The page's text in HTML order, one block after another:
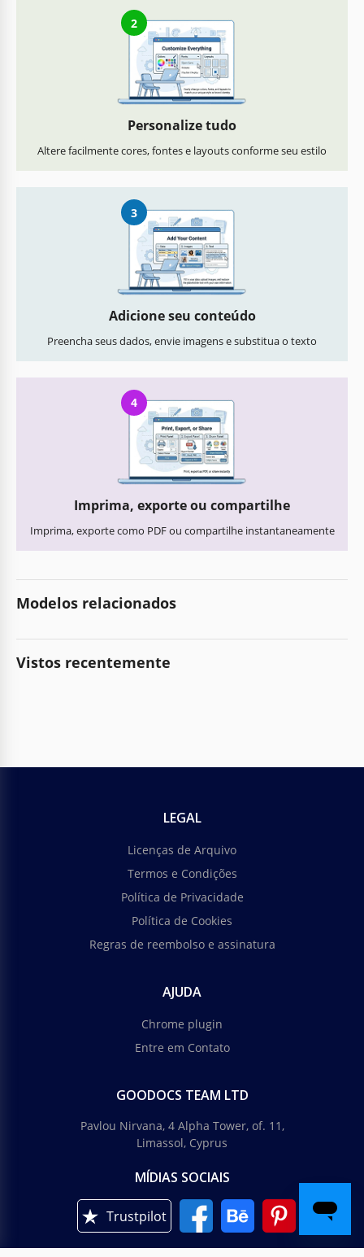
2
Personalize tudo
Altere facilmente cores, fontes e layouts conforme seu estilo
3
Adicione seu conteúdo
Preencha seus dados, envie imagens e substitua o texto
4
Imprima, exporte ou compartilhe
Imprima, exporte como PDF ou compartilhe instantaneamente
Modelos relacionados
Vistos recentemente
LEGAL
Licenças de Arquivo
Termos e Condições
Política de Privacidade
Política de Cookies
Regras de reembolso e assinatura
AJUDA
Chrome plugin
Entre em Contato
GOODOCS TEAM LTD
Pavlou Nirvana, 4 Alpha Tower, of. 11,
Limassol, Cyprus
MÍDIAS SOCIAIS
Trustpilot